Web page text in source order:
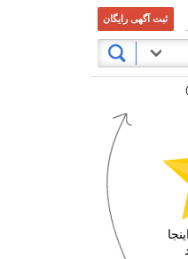
ثبت آگهی رایگان